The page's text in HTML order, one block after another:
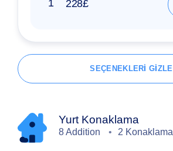
1 228£
SEÇENEKLERİ GİZLE
Yurt Konaklama
8 Addition 2 Konaklama